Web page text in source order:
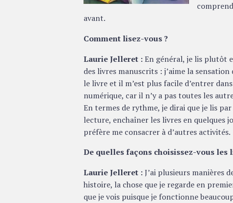
avant.
Comment lisez-vous ?
Laurie Jelleret :En général, je lis plutôt
des livres manuscrits : j’aime la
le livre et il m’est plus facile d’entrer
numérique, car il n’y a pas toutes les
En termes de rythme, je dirai que je lis
lecture, enchaîner les livres en quelques
préfère me consacrer à d’autres activités.
De quelles façons choisissez-vous les
Laurie Jelleret :J’ai plusieurs manières
histoire, la chose que je regarde en
que je vois puisque je fonctionne